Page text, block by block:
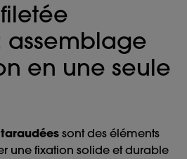
assemblage
en une seule
sont des éléments
une fixation solide et durable